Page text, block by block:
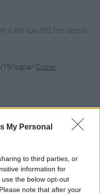
My Personal
to third parties, or
information for
the below opt-out
note that after your
a été vue 892 fois depuis
19/logoa/ Copier